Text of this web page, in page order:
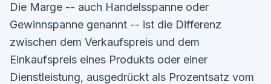
Die Marge -- auch Handelsspanne oder
Gewinnspanne genannt -- ist die Differenz
zwischen dem Verkaufspreis und dem
Einkaufspreis eines Produkts oder einer
Dienstleistung, ausgedrückt als Prozentsatz vom